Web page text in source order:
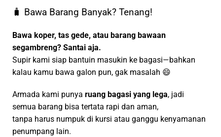
🧳 Bawa Barang Banyak? Tenang!
Bawa koper, tas gede, atau barang bawaan
segambreng? Santai aja.
Supir kami siap bantuin masukin ke bagasi—bahkan
kalau kamu bawa galon pun, gak masalah 😄
Armada kami punya ruang bagasi yang lega, jadi
semua barang bisa tertata rapi dan aman,
tanpa harus numpuk di kursi atau ganggu kenyamanan
penumpang lain.